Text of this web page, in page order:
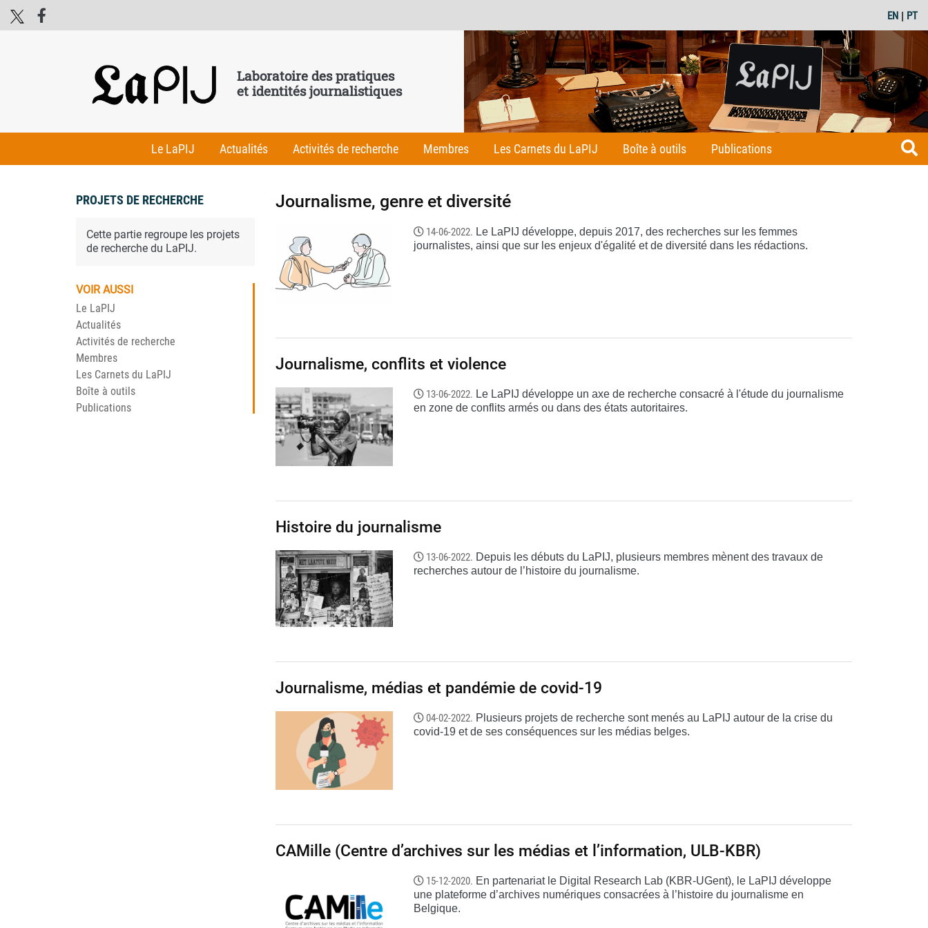
EN | PT
Laboratoire des pratiques
et identités journalistiques
Le LaPIJ Actualités Activités de recherche Membres Les Carnets du LaPIJ Boîte à outils Publications
PROJETS DE RECHERCHE
Cette partie regroupe les projets
de recherche du LaPIJ.
VOIR AUSSI
Le LaPIJ
Actualités
Activités de recherche
Membres
Les Carnets du LaPIJ
Boîte à outils
Publications
Journalisme, genre et diversité
14-06-2022. Le LaPIJ développe, depuis 2017, des recherches sur les femmes
journalistes, ainsi que sur les enjeux d'égalité et de diversité dans les rédactions.
Journalisme, conflits et violence
13-06-2022. Le LaPIJ développe un axe de recherche consacré à l'étude du journalisme
en zone de conflits armés ou dans des états autoritaires.
Histoire du journalisme
13-06-2022. Depuis les débuts du LaPIJ, plusieurs membres mènent des travaux de
recherches autour de l’histoire du journalisme.
Journalisme, médias et pandémie de covid-19
04-02-2022. Plusieurs projets de recherche sont menés au LaPIJ autour de la crise du
covid-19 et de ses conséquences sur les médias belges.
CAMille (Centre d’archives sur les médias et l’information, ULB-KBR)
15-12-2020. En partenariat le Digital Research Lab (KBR-UGent), le LaPIJ développe
une plateforme d’archives numériques consacrées à l’histoire du journalisme en
Belgique.